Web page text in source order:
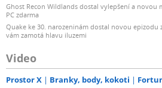
Ghost Recon Wildlands dostal vylepšení a novou
PC zdarma
Quake ke 30. narozeninám dostal novou epizodu
vám zamotá hlavu iluzemi
Video
Prostor X Branky, body, kokoti